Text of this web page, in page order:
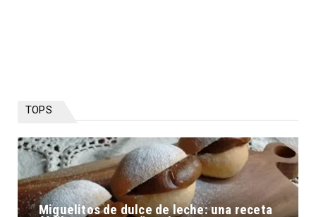
TOPS
Miguelitos de dulce de leche: una receta